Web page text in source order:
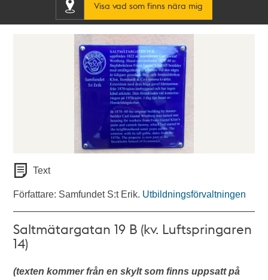
Visa vad som finns nära mig
Text
Författare: Samfundet S:t Erik. Utbildningsförvaltningen
Saltmätargatan 19 B (kv. Luftspringaren
14)
(texten kommer från en skylt som finns uppsatt på